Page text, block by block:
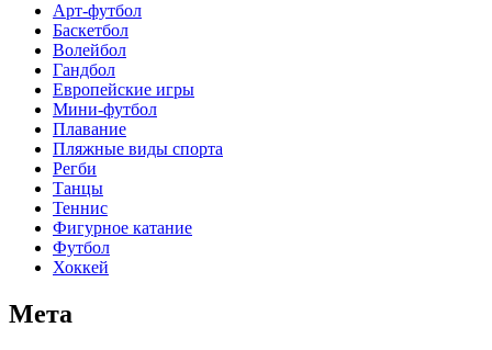
Арт-футбол
Баскетбол
Волейбол
Гандбол
Европейские игры
Мини-футбол
Плавание
Пляжные виды спорта
Регби
Танцы
Теннис
Фигурное катание
Футбол
Хоккей
Мета